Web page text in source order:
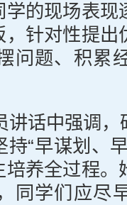
的现场表现
针对性提出
问题、积累
讲话中强调
“早谋划、
养全过程。
同学们应尽